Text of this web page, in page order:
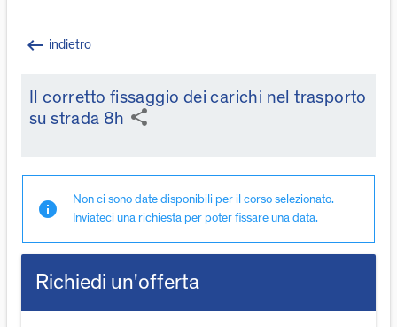
keyboard_backspace indietro
Il corretto fissaggio dei carichi nel trasporto
su strada 8h share
info
Non ci sono date disponibili per il corso selezionato.
Inviateci una richiesta per poter fissare una data.
Richiedi un'offerta